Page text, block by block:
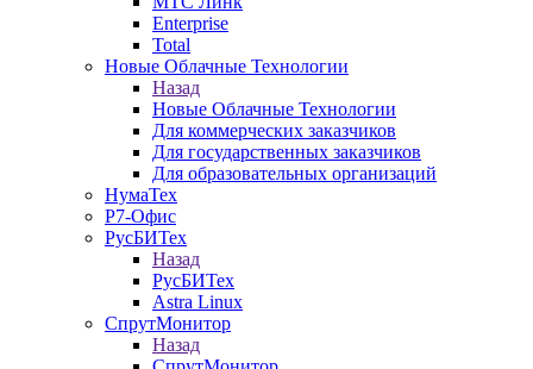
Enterprise
Total
Новые Облачные Технологии
Назад
Новые Облачные Технологии
Для коммерческих заказчиков
Для государственных заказчиков
Для образовательных организаций
НумаТех
Р7-Офис
РусБИТех
Назад
РусБИТех
Astra Linux
СпрутМонитор
Назад